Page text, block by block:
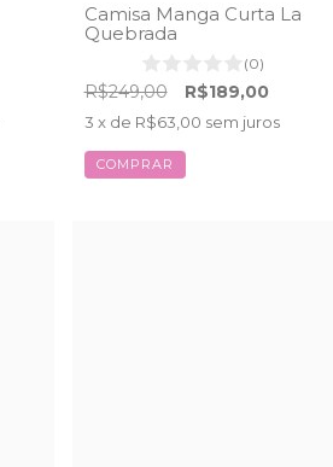
Camisa Manga Curta La
Quebrada
(0)
R$249,00 R$189,00
3 x de R$63,00 sem juros
COMPRAR